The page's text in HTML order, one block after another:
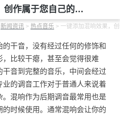
一键添加混响效果，创作属于您自己的个性化声音
新闻资讯 > 热点音乐 > 一键添加混响效果，
干音，没有经过任何的修饰和
比较干瘪，甚至会觉得很难
音到完整的音乐，中间会经过
的调音工作对于普通人来说着
混响作为后期调音最常用也是
时候使用。通常混响会让你的